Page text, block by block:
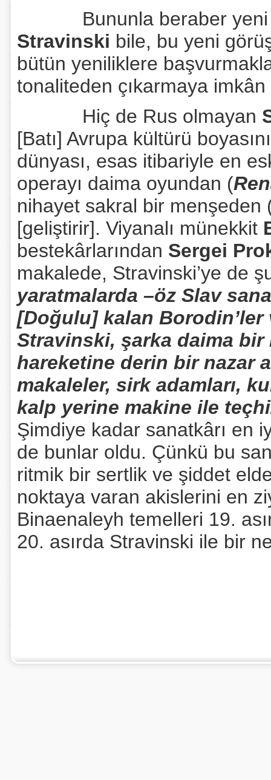
Bununla beraber yeni
Stravinski bile, bu yeni
bütün yeniliklere
tonaliteden çıkarmaya imkân
Hiç de Rus olmayan
[Batı] Avrupa kültürü
dünyası, esas itibariyle en
operayı daima oyundan (
nihayet sakral bir menşeden
[geliştirir]. Viyanalı münekkit
bestekârlarından Sergei
makalede, Stravinski’ye de
yaratmalarda –öz Slav
[Doğulu] kalan Borodin’ler
Stravinski, şarka daima
hareketine derin bir nazar
makaleler, sirk adamları,
kalp yerine makine ile
Şimdiye kadar sanatkârı en
de bunlar oldu. Çünkü bu
ritmik bir sertlik ve şiddet
noktaya varan akislerini en
Binaenaleyh temelleri 19.
20. asırda Stravinski ile bir